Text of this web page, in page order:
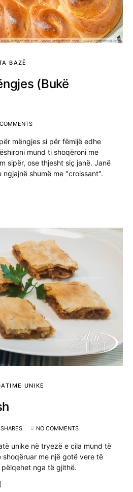
BAZË
(Bukë
mëngjes si për fëmijë edhe
mund ti shoqëroni me
sipër, ose thjesht siç janë. Janë
ngjajnë shumë me "croissant".
UNIKE
NO COMMENTS
unike në tryezë e cila mund të
me një gotë vere të
nga të gjithë.